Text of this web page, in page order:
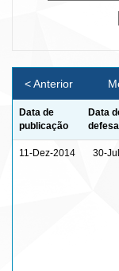
< Anterior
Data de
publicação
Data
defesa
11-Dez-2014 30-